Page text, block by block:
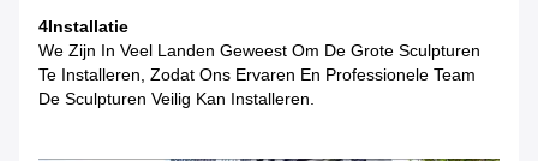
4Installatie
We Zijn In Veel Landen Geweest Om De Grote Sculpturen
Te Installeren, Zodat Ons Ervaren En Professionele Team
De Sculpturen Veilig Kan Installeren.